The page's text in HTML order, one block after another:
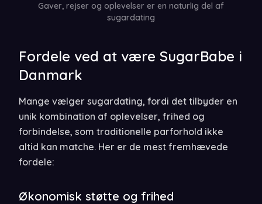
Gaver, rejser og oplevelser er en naturlig del af
sugardating
Fordele ved at være SugarBabe i
Danmark
Mange vælger sugardating, fordi det tilbyder en
unik kombination af oplevelser, frihed og
forbindelse, som traditionelle parforhold ikke
altid kan matche. Her er de mest fremhævede
fordele:
Økonomisk støtte og frihed